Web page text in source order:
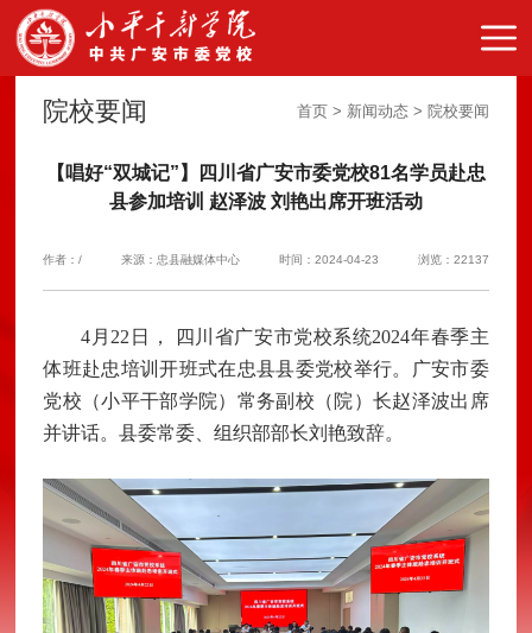
院校要闻 首页 > 新闻动态 > 院校要闻
【唱好“双城记”】四川省广安市委党校81名学员赴忠
县参加培训 赵泽波 刘艳出席开班活动
作者：/ 来源：忠县融媒体中心 时间：2024-04-23 浏览：22137
4月22日， 四川省广安市党校系统2024年春季主
体班赴忠培训开班式在忠县县委党校举行。广安市委
党校（小平干部学院）常务副校（院）长赵泽波出席
并讲话。县委常委、组织部部长刘艳致辞。